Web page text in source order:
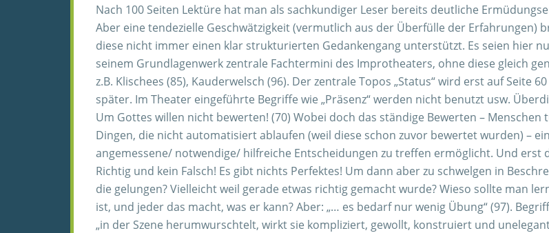
Nach 100 Seiten Lektüre hat man als sachkundiger Leser bereits deutliche
Aber eine tendezielle Geschwätzigkeit (vermutlich aus der Überfülle der Erfahrungen)
diese nicht immer einen klar strukturierten Gedankengang unterstützt. Es seien hier
seinem Grundlagenwerk zentrale Fachtermini des Improtheaters, ohne diese gleich
z.B. Klischees (85), Kauderwelsch (96). Der zentrale Topos „Status“ wird erst auf Seite
später. Im Theater eingeführte Begriffe wie „Präsenz“ werden nicht benutzt usw.
Um Gottes willen nicht bewerten! (70) Wobei doch das ständige Bewerten –
Dingen, die nicht automatisiert ablaufen (weil diese schon zuvor bewertet wurden) –
angemessene/ notwendige/ hilfreiche Entscheidungen zu treffen ermöglicht. Und erst
Richtig und kein Falsch! Es gibt nichts Perfektes! Um dann aber zu schwelgen in
die gelungen? Vielleicht weil gerade etwas richtig gemacht wurde? Wieso sollte man
ist, und jeder das macht, was er kann? Aber: „… es bedarf nur wenig Übung“ (97).
„in der Szene herumwurschtelt, wirkt sie kompliziert, gewollt, konstruiert und